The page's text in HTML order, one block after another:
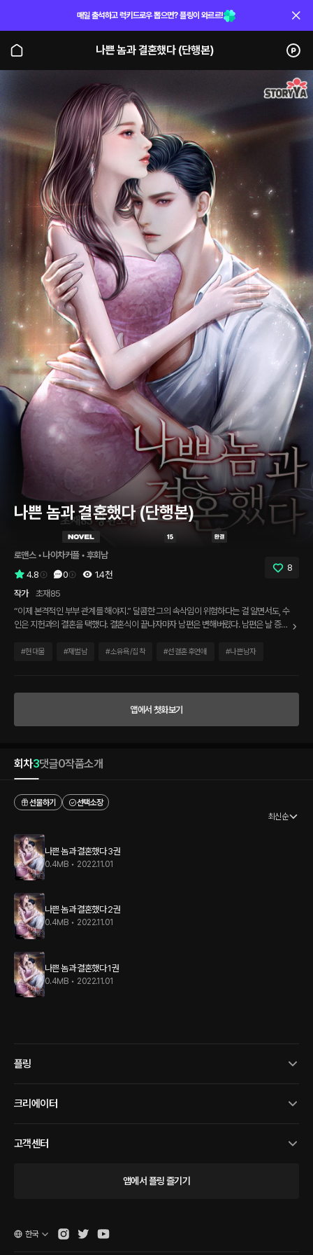
매일 출석하고 럭키드로우 뽑으면? 플링이 와르르!
나쁜 놈과 결혼했다 (단행본)
나쁜 놈과 결혼했다 (단행본)
로맨스 • 나이차커플 • 후회남
4.8
0 1.4천
8
작가
초재85
“이제 본격적인 부부 관계를 해야지.” 달콤한 그의 속삭임이 위험하다는 걸 알면서도, 수
인은 지헌과의 결혼을 택했다. 결혼식이 끝나자마자 남편은 변해버렸다. 남편은 날 증오
다. 진짜 부부인 것처럼 자신보다 더 친밀해 보이는 시아버지의 간병인. 하지만 정작 밤
술을 여는 눅진한 감각. 입 안은 그의 호흡으로 꽉 채워졌다. 무엇이 그의 진짜 모습일까.
#현대물 #재벌남 #소유욕/집착 #선결혼후연애 #나쁜남자
앱에서 첫화보기
회차3댓글0작품소개
선물하기
선택소장
최신순
나쁜 놈과 결혼했다 3권
0.4MB • 2022.11.01
나쁜 놈과 결혼했다 2권
0.4MB • 2022.11.01
나쁜 놈과 결혼했다 1권
0.4MB • 2022.11.01
플링
크리에이터
고객센터
앱에서 플링 즐기기
한국